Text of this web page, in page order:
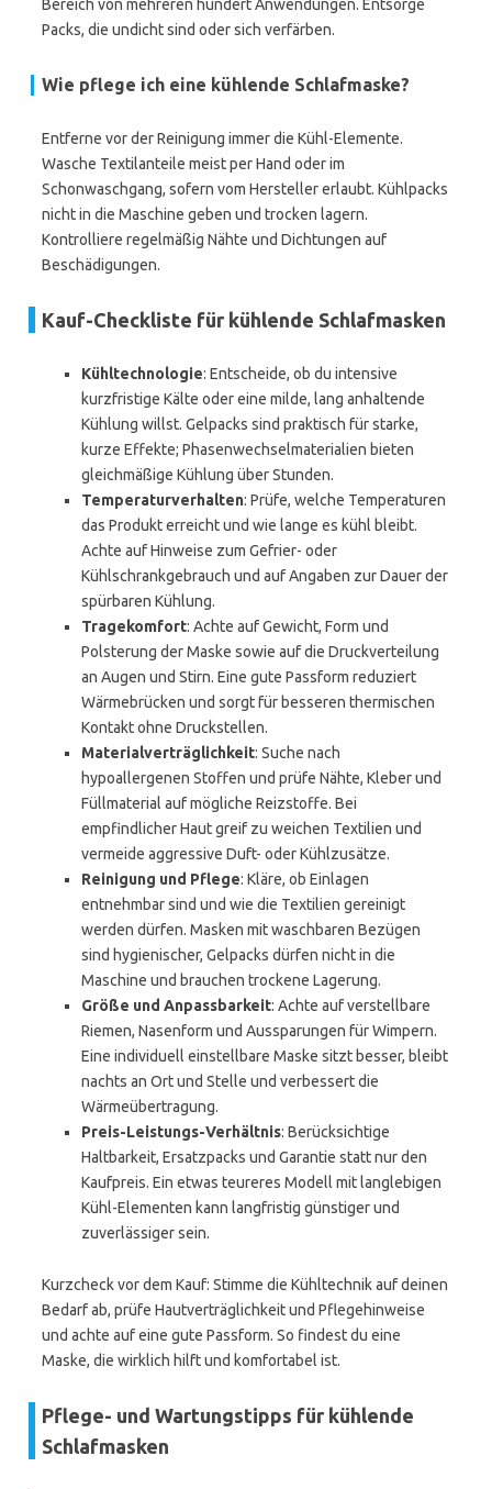
Bereich von mehreren hundert Anwendungen. Entsorge
Packs, die undicht sind oder sich verfärben.
Wie pflege ich eine kühlende Schlafmaske?
Entferne vor der Reinigung immer die Kühl-Elemente.
Wasche Textilanteile meist per Hand oder im
Schonwaschgang, sofern vom Hersteller erlaubt. Kühlpacks
nicht in die Maschine geben und trocken lagern.
Kontrolliere regelmäßig Nähte und Dichtungen auf
Beschädigungen.
Kauf-Checkliste für kühlende Schlafmasken
Kühltechnologie: Entscheide, ob du intensive
kurzfristige Kälte oder eine milde, lang anhaltende
Kühlung willst. Gelpacks sind praktisch für starke,
kurze Effekte; Phasenwechselmaterialien bieten
gleichmäßige Kühlung über Stunden.
Temperaturverhalten: Prüfe, welche Temperaturen
das Produkt erreicht und wie lange es kühl bleibt.
Achte auf Hinweise zum Gefrier- oder
Kühlschrankgebrauch und auf Angaben zur Dauer der
spürbaren Kühlung.
Tragekomfort: Achte auf Gewicht, Form und
Polsterung der Maske sowie auf die Druckverteilung
an Augen und Stirn. Eine gute Passform reduziert
Wärmebrücken und sorgt für besseren thermischen
Kontakt ohne Druckstellen.
Materialverträglichkeit: Suche nach
hypoallergenen Stoffen und prüfe Nähte, Kleber und
Füllmaterial auf mögliche Reizstoffe. Bei
empfindlicher Haut greif zu weichen Textilien und
vermeide aggressive Duft- oder Kühlzusätze.
Reinigung und Pflege: Kläre, ob Einlagen
entnehmbar sind und wie die Textilien gereinigt
werden dürfen. Masken mit waschbaren Bezügen
sind hygienischer, Gelpacks dürfen nicht in die
Maschine und brauchen trockene Lagerung.
Größe und Anpassbarkeit: Achte auf verstellbare
Riemen, Nasenform und Aussparungen für Wimpern.
Eine individuell einstellbare Maske sitzt besser, bleibt
nachts an Ort und Stelle und verbessert die
Wärmeübertragung.
Preis-Leistungs-Verhältnis: Berücksichtige
Haltbarkeit, Ersatzpacks und Garantie statt nur den
Kaufpreis. Ein etwas teureres Modell mit langlebigen
Kühl-Elementen kann langfristig günstiger und
zuverlässiger sein.
Kurzcheck vor dem Kauf: Stimme die Kühltechnik auf deinen
Bedarf ab, prüfe Hautverträglichkeit und Pflegehinweise
und achte auf eine gute Passform. So findest du eine
Maske, die wirklich hilft und komfortabel ist.
Pflege- und Wartungstipps für kühlende
Schlafmasken